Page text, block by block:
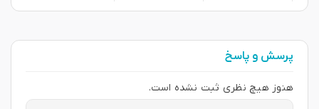
پرسش و پاسخ
هنوز هیچ نظری ثبت نشده است.